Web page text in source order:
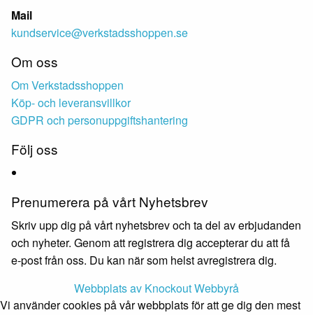
Mail
kundservice@verkstadsshoppen.se
Om oss
Om Verkstadsshoppen
Köp- och leveransvillkor
GDPR och personuppgiftshantering
Följ oss
Prenumerera på vårt Nyhetsbrev
Skriv upp dig på vårt nyhetsbrev och ta del av erbjudanden
och nyheter. Genom att registrera dig accepterar du att få
e-post från oss. Du kan när som helst avregistrera dig.
Webbplats av Knockout Webbyrå
Vi använder cookies på vår webbplats för att ge dig den mest